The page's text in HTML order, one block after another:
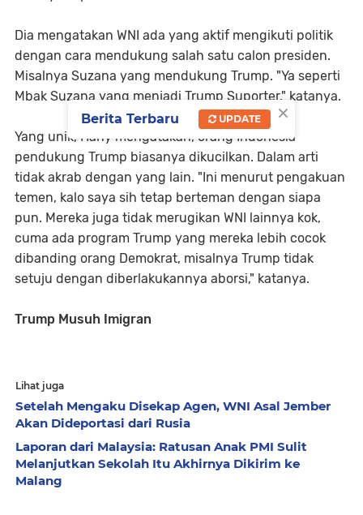
Dia mengatakan WNI ada yang aktif mengikuti politik
dengan cara mendukung salah satu calon presiden.
Misalnya Suzana yang mendukung Trump. "Ya seperti
Mbak Suzana yang menjadi Trump Suporter," katanya.
Yang unik, Hany mengatakan, orang Indonesia
pendukung Trump biasanya dikucilkan. Dalam arti
tidak akrab dengan yang lain. "Ini menurut pengakuan
temen, kalo saya sih tetap berteman dengan siapa
pun. Mereka juga tidak merugikan WNI lainnya kok,
cuma ada program Trump yang mereka lebih cocok
dibanding orang Demokrat, misalnya Trump tidak
setuju dengan diberlakukannya aborsi," katanya.
Trump Musuh Imigran
Lihat juga
Setelah Mengaku Disekap Agen, WNI Asal Jember
Akan Dideportasi dari Rusia
Laporan dari Malaysia: Ratusan Anak PMI Sulit
Melanjutkan Sekolah Itu Akhirnya Dikirim ke
Malang
×
Berita Terbaru UPDATE